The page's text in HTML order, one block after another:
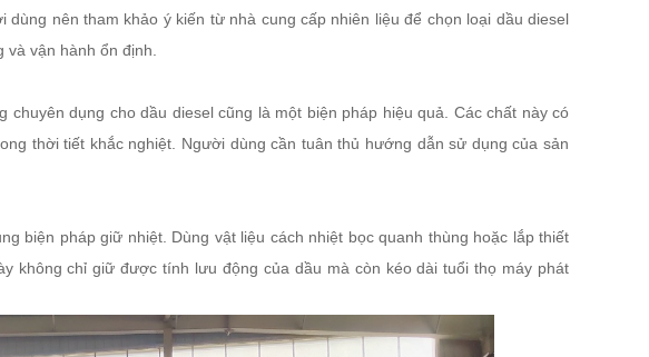
nên tham khảo ý kiến từ nhà cung cấp nhiên liệu để chọn loại dầu diesel
vận hành ổn định.
dụng cho dầu diesel cũng là một biện pháp hiệu quả. Các chất này có
thời tiết khắc nghiệt. Người dùng cần tuân thủ hướng dẫn sử dụng của sản
biện pháp giữ nhiệt. Dùng vật liệu cách nhiệt bọc quanh thùng hoặc lắp thiết
không chỉ giữ được tính lưu động của dầu mà còn kéo dài tuổi thọ máy phát